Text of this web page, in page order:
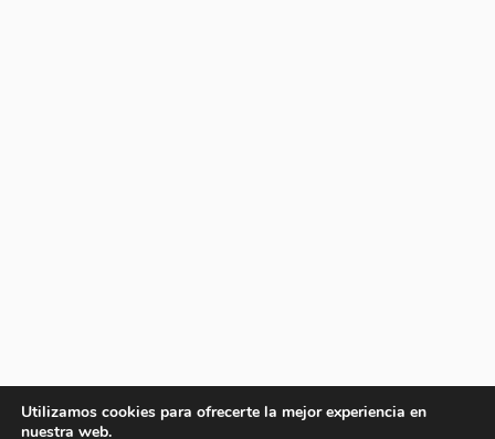
Utilizamos cookies para ofrecerte la mejor experiencia en
nuestra web.